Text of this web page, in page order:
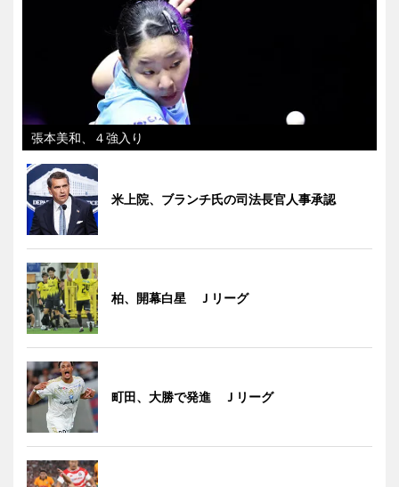
張本美和、４強入り
米上院、ブランチ氏の司法長官人事承認
柏、開幕白星 Ｊリーグ
町田、大勝で発進 Ｊリーグ